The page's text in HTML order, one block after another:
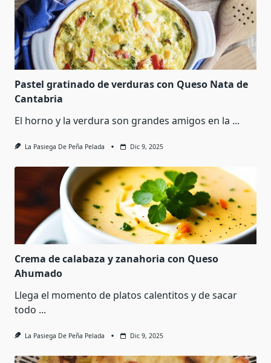
Pastel gratinado de verduras con Queso Nata de
Cantabria
El horno y la verdura son grandes amigos en la ...
La Pasiega De Peña Pelada Dic 9, 2025
Crema de calabaza y zanahoria con Queso
Ahumado
Llega el momento de platos calentitos y de sacar
todo ...
La Pasiega De Peña Pelada Dic 9, 2025